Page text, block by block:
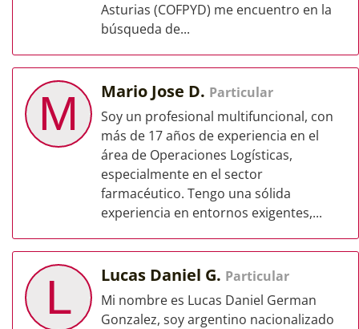
Asturias (COFPYD) me encuentro en la
búsqueda de...
M Mario Jose D. Particular
Soy un profesional multifuncional, con
más de 17 años de experiencia en el
área de Operaciones Logísticas,
especialmente en el sector
farmacéutico. Tengo una sólida
experiencia en entornos exigentes,...
L Lucas Daniel G. Particular
Mi nombre es Lucas Daniel German
Gonzalez, soy argentino nacionalizado